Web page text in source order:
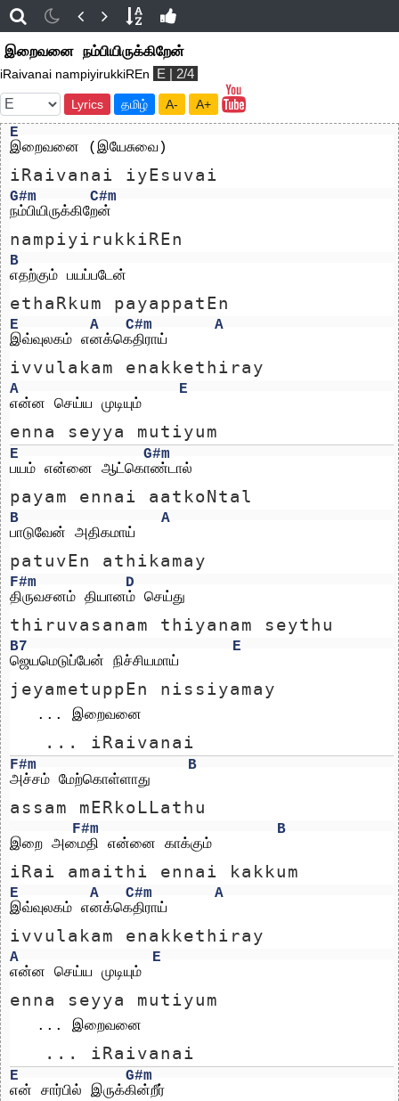
இறைவனை நம்பியிருக்கிறேன்
iRaivanai nampiyirukkiREn E | 2/4
Lyrics தமிழ் A- A+
E
இறைவனை (இயேசுவை)
iRaivanai iyEsuvai
G#m
C#m
நம்பியிருக்கிறேன்
nampiyirukkiREn
B
எதற்கும் பயப்படேன்
ethaRkum payappatEn
E A C#m
A
இவ்வுலகம் எனக்கெதிராய்
ivvulakam enakkethiray
A
E
என்ன செய்ய முடியும்
enna seyya mutiyum
E
G#m
பயம் என்னை ஆட்கொண்டால்
payam ennai aatkoNtal
B
A
பாடுவேன் அதிகமாய்
patuvEn athikamay
F#m
D
திருவசனம் தியானம் செய்து
thiruvasanam thiyanam seythu
B7
E
ஜெயமெடுப்பேன் நிச்சியமாய்
jeyametuppEn nissiyamay
   ... இறைவனை
   ... iRaivanai
F#m
B
அச்சம் மேற்கொள்ளாது
assam mERkoLLathu
F#m
B
இறை அமைதி என்னை காக்கும்
iRai amaithi ennai kakkum
E A C#m
A
இவ்வுலகம் எனக்கெதிராய்
ivvulakam enakkethiray
A
E
என்ன செய்ய முடியும்
enna seyya mutiyum
   ... இறைவனை
   ... iRaivanai
E
G#m
என் சார்பில் இருக்கின்றீர்